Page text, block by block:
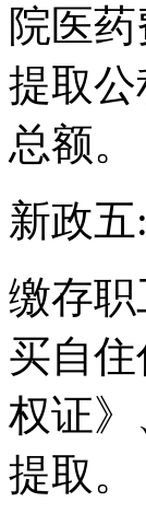
院医
提取
总额。
新政
缴存
买自
权证
提取。